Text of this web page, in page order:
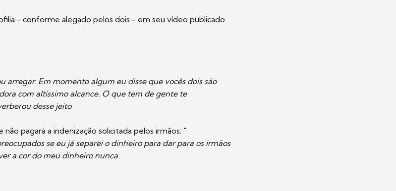
- conforme alegado pelos dois - em seu vídeo publicado
arregar. Em momento algum eu disse que vocês dois são
com altíssimo alcance. O que tem de gente te
desse jeito
pagará a indenização solicitada pelos irmãos: "
se eu já separei o dinheiro para dar para os irmãos
a cor do meu dinheiro nunca.